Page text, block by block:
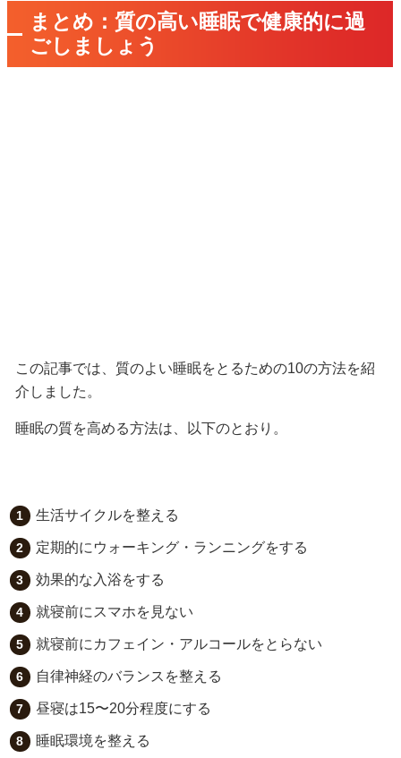
まとめ：質の高い睡眠で健康的に過
ごしましょう
この記事では、質のよい睡眠をとるための10の方法を紹
介しました。
睡眠の質を高める方法は、以下のとおり。
生活サイクルを整える
定期的にウォーキング・ランニングをする
効果的な入浴をする
就寝前にスマホを見ない
就寝前にカフェイン・アルコールをとらない
自律神経のバランスを整える
昼寝は15〜20分程度にする
睡眠環境を整える